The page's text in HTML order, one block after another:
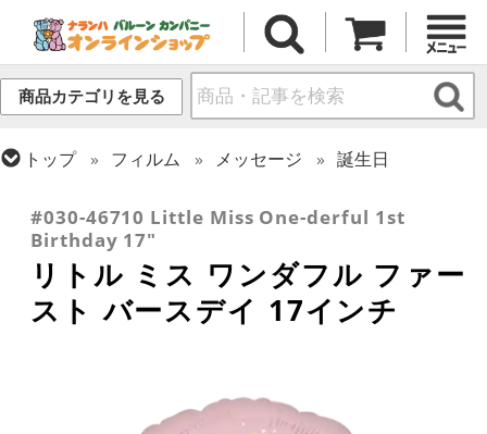
商品カテゴリを見る
トップ フィルム メッセージ
誕生日
#030-46710 Little Miss One-derful 1st
Birthday 17"
リトル ミス ワンダフル ファー
スト バースデイ 17インチ